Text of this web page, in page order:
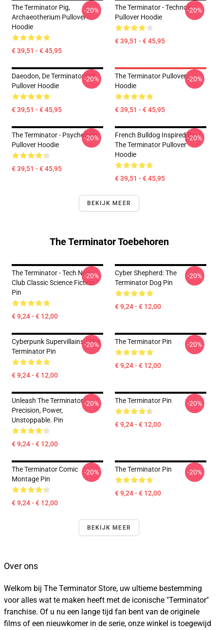
The Terminator Pig,
Archaeotherium Pullover
Hoodie
€ 39,51 - € 45,95
-20%
The Terminator - Technoir
Pullover Hoodie
€ 39,51 - € 45,95
-20%
Daeodon, De Terminator Pig
Pullover Hoodie
€ 39,51 - € 45,95
-20%
The Terminator Pullover
Hoodie
€ 39,51 - € 45,95
-20%
The Terminator - Psychedelic
Pullover Hoodie
€ 39,51 - € 45,95
-20%
French Bulldog Inspired By
The Terminator Pullover
Hoodie
€ 39,51 - € 45,95
-20%
BEKIJK MEER
The Terminator Toebehoren
The Terminator - Tech Noir
Club Classic Science Fiction
Pin
€ 9,24 - € 12,00
-20%
Cyber Shepherd: The
Terminator Dog Pin
€ 9,24 - € 12,00
-20%
Cyberpunk Supervillains - The
Terminator Pin
€ 9,24 - € 12,00
-20% The Terminator Pin
€ 9,24 - € 12,00
-20%
Unleash The Terminator:
Precision, Power,
Unstoppable. Pin
€ 9,24 - € 12,00
-20% The Terminator Pin
€ 9,24 - € 12,00
-20%
The Terminator Comic
Montage Pin
€ 9,24 - € 12,00
-20% The Terminator Pin
€ 9,24 - € 12,00
-20%
BEKIJK MEER
Over ons
Welkom bij The Terminator Store, uw ultieme bestemming
voor alles wat te maken heeft met de iconische "Terminator"
franchise. Of u nu een lange tijd fan bent van de originele
films of een nieuwkomer in de serie, onze winkel is toegewijd